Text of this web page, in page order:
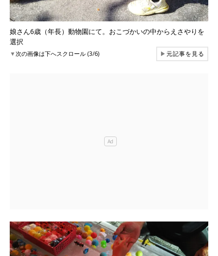
娘さん6歳（年長）動物園にて。おこづかいの中からえさやりを
選択
▼次の画像は下へスクロール (3/6) ▶元記事を見る